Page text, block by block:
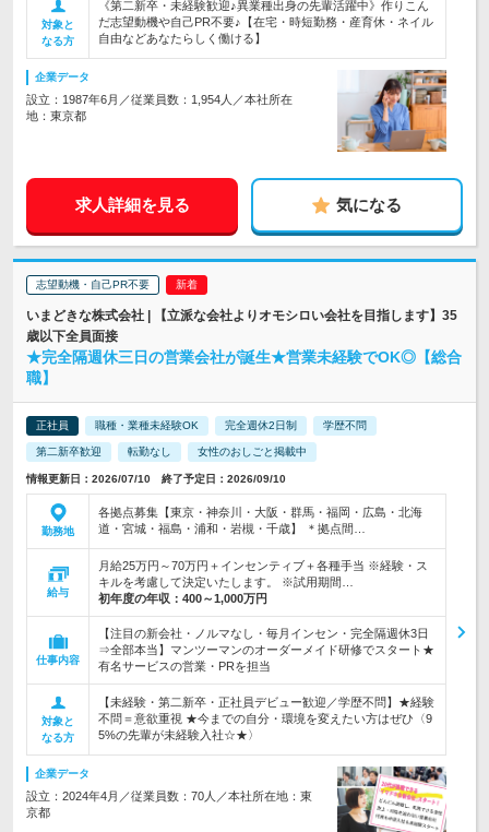
対象と
なる方
《第二新卒・未経験歓迎♪異業種出身の先輩活躍中》作りこん
だ志望動機や自己PR不要♪【在宅・時短勤務・産育休・ネイル
自由などあなたらしく働ける】
企業データ
設立：1987年6月／従業員数：1,954人／本社所在
地：東京都
求人詳細を見る 気になる
志望動機・自己PR不要
いまどきな株式会社 | 【立派な会社よりオモシロい会社を目指します】35
歳以下全員面接
★完全隔週休三日の営業会社が誕生★営業未経験でOK◎【総合
職】
正社員 職種・業種未経験OK 完全週休2日制 学歴不問
第二新卒歓迎 転勤なし 女性のおしごと掲載中
情報更新日：2026/07/10 終了予定日：2026/09/10
勤務地
各拠点募集【東京・神奈川・大阪・群馬・福岡・広島・北海
道・宮城・福島・浦和・岩槻・千歳】 ＊拠点間…
給与
月給25万円～70万円＋インセンティブ＋各種手当 ※経験・ス
キルを考慮して決定いたします。 ※試用期間…
初年度の年収： 400～1,000万円
仕事内容
【注目の新会社・ノルマなし・毎月インセン・完全隔週休3日
⇒全部本当】マンツーマンのオーダーメイド研修でスタート★
有名サービスの営業・PRを担当
対象と
なる方
【未経験・第二新卒・正社員デビュー歓迎／学歴不問】★経験
不問＝意欲重視 ★今までの自分・環境を変えたい方はぜひ〈9
5%の先輩が未経験入社☆★〉
企業データ
設立：2024年4月／従業員数：70人／本社所在地：東
京都